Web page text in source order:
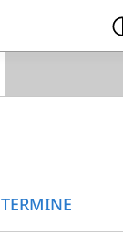
TERMINE